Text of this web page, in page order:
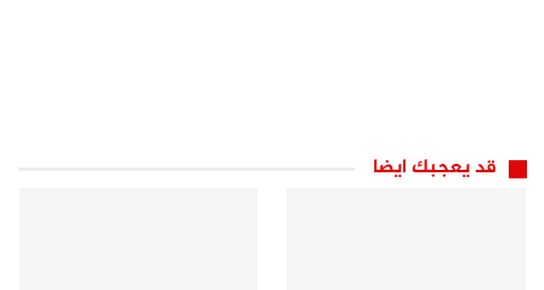
قد يعجبك ايضا